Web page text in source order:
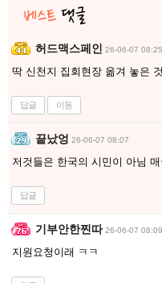
허드맥스페인 26-06-07 08:25
딱 신천지 집회현장 옮겨 놓은
답글 이동
끝났엉 26-06-07 08:07
저것들은 한국의 시민이 아님
답글
기부안한찐따 26-06-07 08:09
지원요청이래 ㅋㅋ